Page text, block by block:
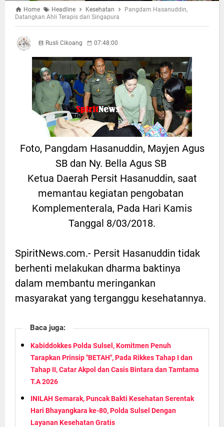
Home Headline Kesehatan
Pangdam Hasanuddin,
Datangkan Ahli Terapis dari Singapura
Rusli Cikoang 07:48:00
Foto, Pangdam Hasanuddin, Mayjen Agus
SB dan Ny. Bella Agus SB
Ketua Daerah Persit Hasanuddin, saat
memantau kegiatan pengobatan
Komplementerala, Pada Hari Kamis
Tanggal 8/03/2018.
SpiritNews.com.- Persit Hasanuddin tidak
berhenti melakukan dharma baktinya
dalam membantu meringankan
masyarakat yang terganggu kesehatannya.
Baca juga:
Kabiddokkes Polda Sulsel, Komitmen Penuh
Tarapkan Prinsip "BETAH", Pada Rikkes Tahap I dan
Tahap II, Catar Akpol dan Casis Bintara dan Tamtama
T.A 2026
INILAH Semarak, Puncak Bakti Kesehatan Serentak
Hari Bhayangkara ke-80, Polda Sulsel Dengan
Layanan Kesehatan Gratis